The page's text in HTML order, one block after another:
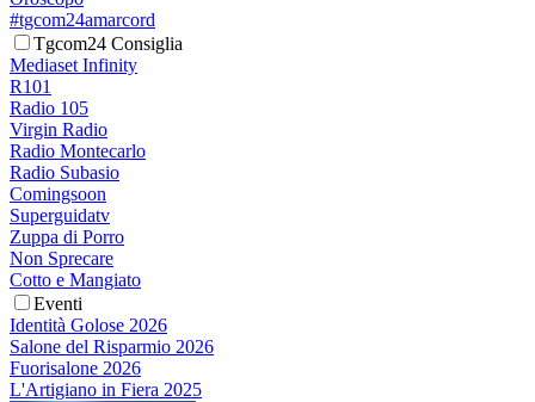
#tgcom24amarcord
Tgcom24 Consiglia
Mediaset Infinity
R101
Radio 105
Virgin Radio
Radio Montecarlo
Radio Subasio
Comingsoon
Superguidatv
Zuppa di Porro
Non Sprecare
Cotto e Mangiato
Eventi
Identità Golose 2026
Salone del Risparmio 2026
Fuorisalone 2026
L'Artigiano in Fiera 2025